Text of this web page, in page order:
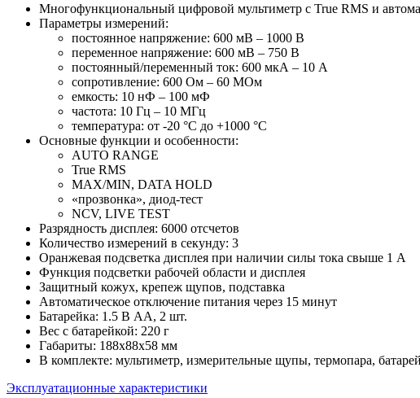
Многофункциональный цифровой мультиметр с True RMS и
Параметры измерений:
постоянное напряжение: 600 мВ – 1000 В
переменное напряжение: 600 мВ – 750 В
постоянный/переменный ток: 600 мкА – 10 А
сопротивление: 600 Ом – 60 МOм
емкость: 10 нФ – 100 мФ
частота: 10 Гц – 10 МГц
температура: от -20 °С до +1000 °С
Основные функции и особенности:
AUTO RANGE
True RMS
MAX/MIN, DATA HOLD
«прозвонка», диод-тест
NCV, LIVE TEST
Разрядность дисплея: 6000 отсчетов
Количество измерений в секунду: 3
Оранжевая подсветка дисплея при наличии силы тока свыше 1 А
Функция подсветки рабочей области и дисплея
Защитный кожух, крепеж щупов, подставка
Автоматическое отключение питания через 15 минут
Батарейка: 1.5 В АА, 2 шт.
Вес с батарейкой: 220 г
Габариты: 188х88х58 мм
В комплекте: мультиметр, измерительные щупы, термопара,
Эксплуатационные характеристики